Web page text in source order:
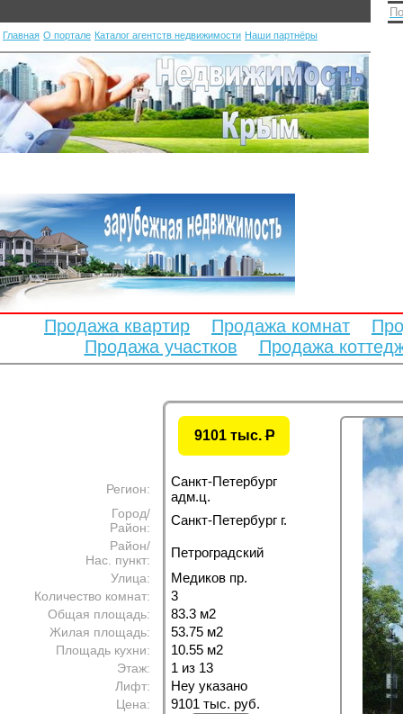
Главная О портале Каталог агентств недвижимости Наши партнёры
Продажа квартир Продажа комнат
Продажа участков
Продажа
9101 тыс.P
Регион:
Санкт-Петербург
адм.ц.
Город/
Район:
Санкт-Петербург г.
Район/
Нас. пункт:
Петроградский
Улица: Медиков пр.
Количество комнат: 3
Общая площадь: 83.3 м2
Жилая площадь: 53.75 м2
Площадь кухни: 10.55 м2
Этаж: 1 из 13
Лифт: Неу указано
Цена: 9101 тыс. руб.